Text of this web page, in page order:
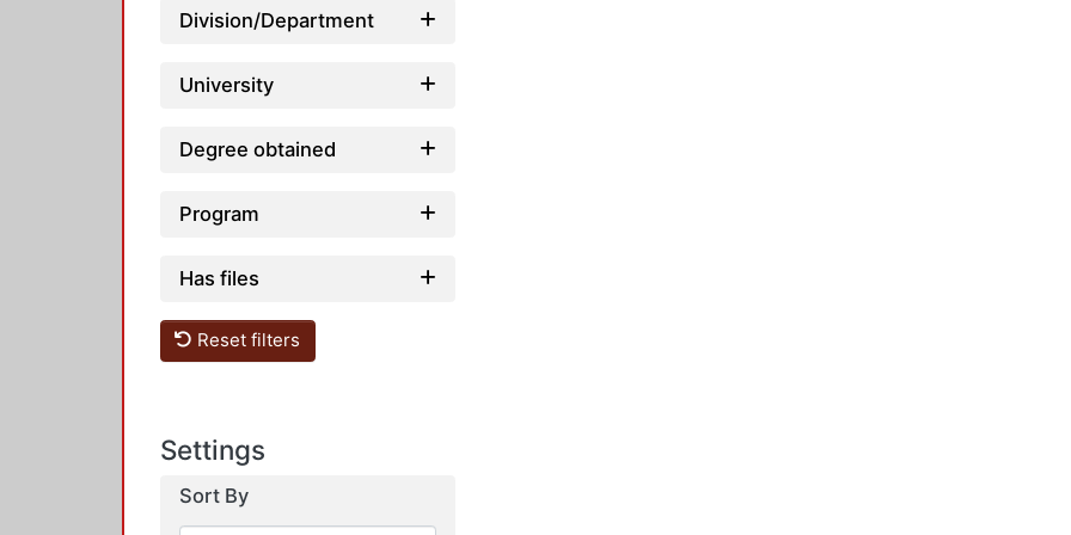
Division/Department
University
Degree obtained
Program
Has files
Reset filters
Settings
Sort By